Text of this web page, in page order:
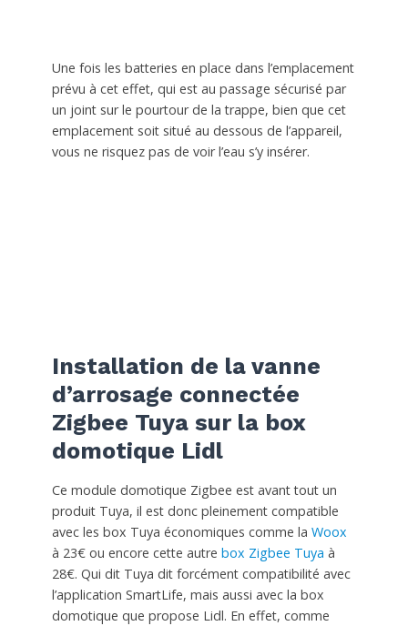
Une fois les batteries en place dans l’emplacement
prévu à cet effet, qui est au passage sécurisé par
un joint sur le pourtour de la trappe, bien que cet
emplacement soit situé au dessous de l’appareil,
vous ne risquez pas de voir l’eau s’y insérer.
Installation de la vanne
d’arrosage connectée
Zigbee Tuya sur la box
domotique Lidl
Ce module domotique Zigbee est avant tout un
produit Tuya, il est donc pleinement compatible
avec les box Tuya économiques comme la Woox
à 23€ ou encore cette autre box Zigbee Tuya à
28€. Qui dit Tuya dit forcément compatibilité avec
l’application SmartLife, mais aussi avec la box
domotique que propose Lidl. En effet, comme